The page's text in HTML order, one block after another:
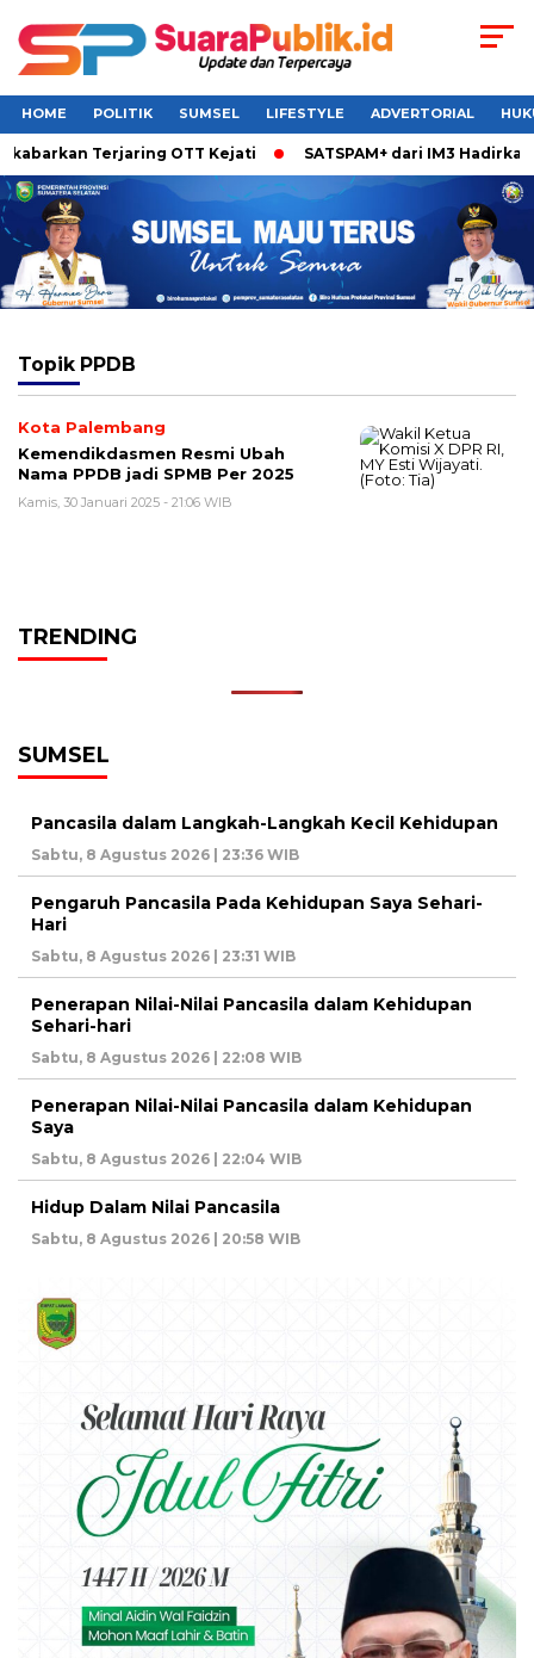
HOME POLITIK SUMSEL LIFESTYLE ADVERTORIAL
Terjaring OTT Kejati SATSPAM+ dari IM3 Hadirkan
Topik PPDB
Kota Palembang
Kemendikdasmen Resmi Ubah
Nama PPDB jadi SPMB Per 2025
Kamis, 30 Januari 2025 - 21:06 WIB
TRENDING
SUMSEL
Pancasila dalam Langkah-Langkah Kecil Kehidupan
Sabtu, 8 Agustus 2026 | 23:36 WIB
Pengaruh Pancasila Pada Kehidupan Saya Sehari-
Hari
Sabtu, 8 Agustus 2026 | 23:31 WIB
Penerapan Nilai-Nilai Pancasila dalam Kehidupan
Sehari-hari
Sabtu, 8 Agustus 2026 | 22:08 WIB
Penerapan Nilai-Nilai Pancasila dalam Kehidupan
Saya
Sabtu, 8 Agustus 2026 | 22:04 WIB
Hidup Dalam Nilai Pancasila
Sabtu, 8 Agustus 2026 | 20:58 WIB